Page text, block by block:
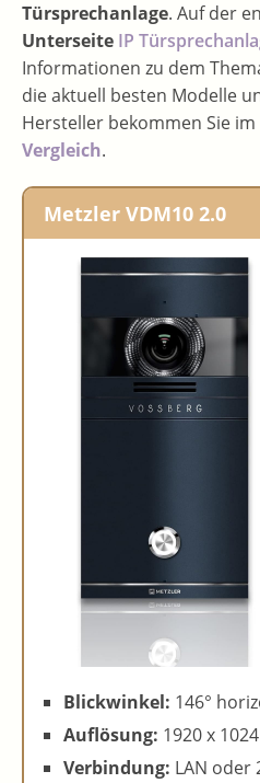
Türsprechanlage. Auf der
Unterseite IP
Informationen zu dem
die aktuell besten Modelle
Hersteller bekommen Sie im
Vergleich.
Metzler VDM10 2.0
Blickwinkel: 146°
Auflösung: 1920 x
Verbindung: LAN oder